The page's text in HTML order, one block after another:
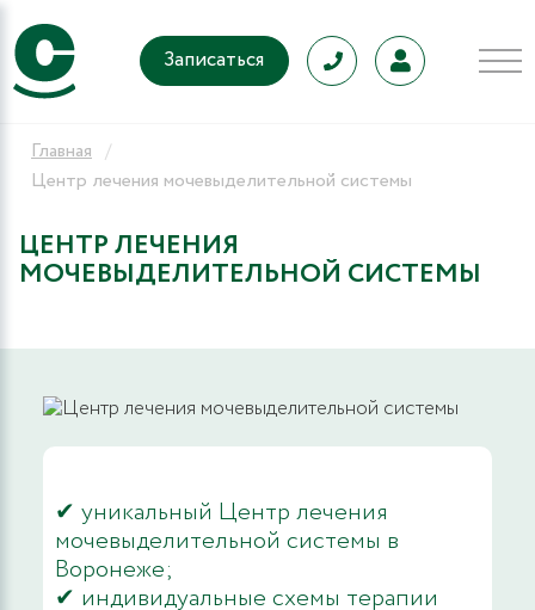
Записаться
Главная
Центр лечения мочевыделительной системы
ЦЕНТР ЛЕЧЕНИЯ
МОЧЕВЫДЕЛИТЕЛЬНОЙ СИСТЕМЫ
✔ уникальный Центр лечения
мочевыделительной системы в
Воронеже;
✔ индивидуальные схемы терапии